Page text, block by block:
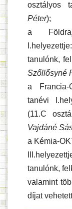
osztályos
Péter);
a
tanulónk,
Szőllősyné
a Francia-
tanévi
(11.C
Vajdáné
a Kémia-
tanulónk,
valamint
díjat